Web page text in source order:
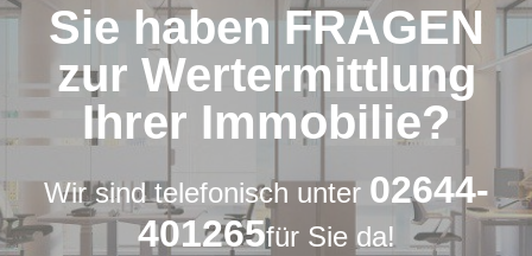
Sie haben FRAGEN
zur Wertermittlung
Ihrer Immobilie?
Wir sind telefonisch unter 02644-
401265für Sie da!